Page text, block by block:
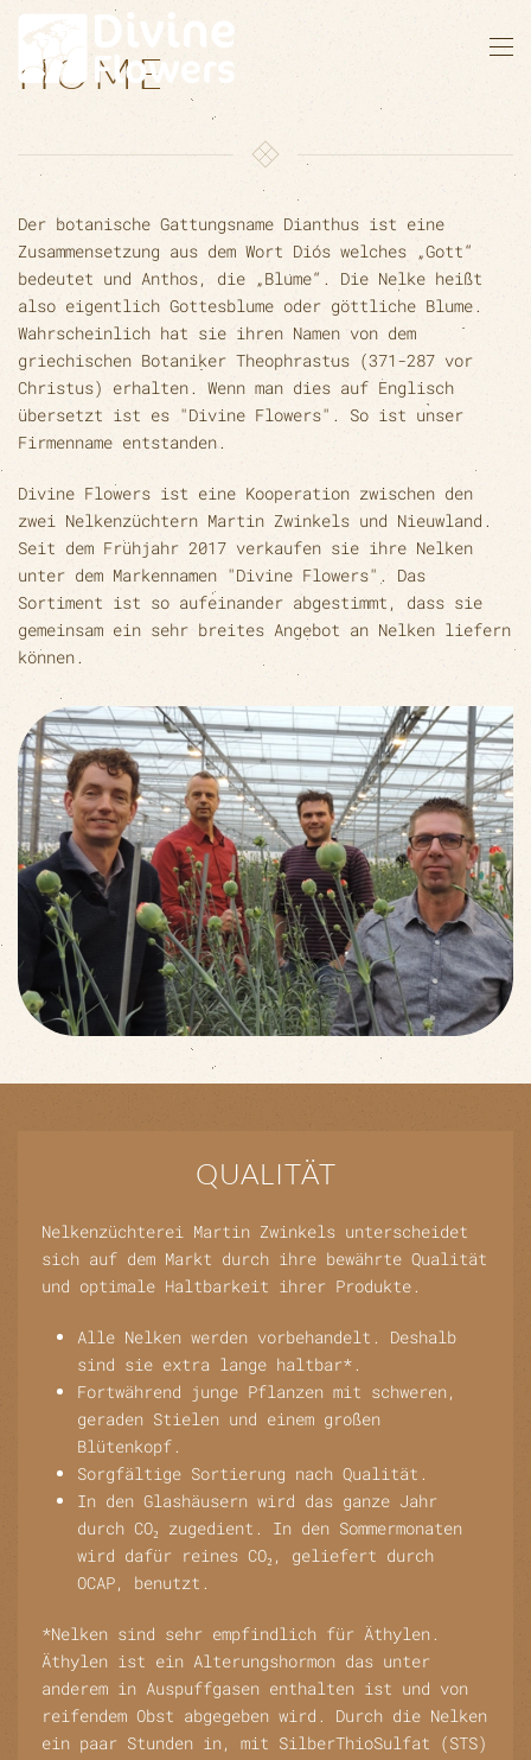
Zum Hauptinhalt springen
generation of
carnation
HOME
Der botanische Gattungsname Dianthus ist eine
Zusammensetzung aus dem Wort Diós welches „Gott“
bedeutet und Anthos, die „Blume“. Die Nelke heißt
also eigentlich Gottesblume oder göttliche Blume.
Wahrscheinlich hat sie ihren Namen von dem
griechischen Botaniker Theophrastus (371-287 vor
Christus) erhalten. Wenn man dies auf Englisch
übersetzt ist es "Divine Flowers". So ist unser
Firmenname entstanden.
Divine Flowers ist eine Kooperation zwischen den
zwei Nelkenzüchtern Martin Zwinkels und Nieuwland.
Seit dem Frühjahr 2017 verkaufen sie ihre Nelken
unter dem Markennamen "Divine Flowers". Das
Sortiment ist so aufeinander abgestimmt, dass sie
gemeinsam ein sehr breites Angebot an Nelken liefern
können.
QUALITÄT
Nelkenzüchterei Martin Zwinkels unterscheidet
sich auf dem Markt durch ihre bewährte Qualität
und optimale Haltbarkeit ihrer Produkte.
Alle Nelken werden vorbehandelt. Deshalb
sind sie extra lange haltbar*.
Fortwährend junge Pflanzen mit schweren,
geraden Stielen und einem großen
Blütenkopf.
Sorgfältige Sortierung nach Qualität.
In den Glashäusern wird das ganze Jahr
durch CO₂ zugedient. In den Sommermonaten
wird dafür reines CO₂, geliefert durch
OCAP, benutzt.
*Nelken sind sehr empfindlich für Äthylen.
Äthylen ist ein Alterungshormon das unter
anderem in Auspuffgasen enthalten ist und von
reifendem Obst abgegeben wird. Durch die Nelken
ein paar Stunden in, mit SilberThioSulfat (STS)